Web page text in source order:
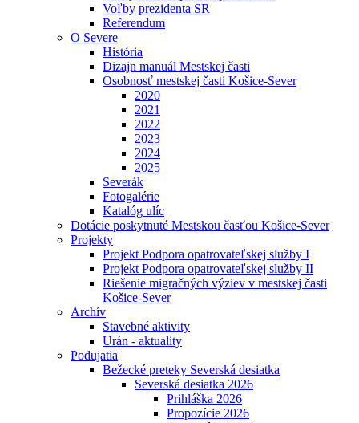
Voľby prezidenta SR
Referendum
O Severe
História
Dizajn manuál Mestskej časti
Osobnosť mestskej časti Košice-Sever
2020
2021
2022
2023
2024
2025
Severák
Fotogalérie
Katalóg ulíc
Dotácie poskytnuté Mestskou časťou Košice-Sever
Projekty
Projekt Podpora opatrovateľskej služby I
Projekt Podpora opatrovateľskej služby II
Riešenie migračných výziev v mestskej časti
Košice-Sever
Archív
Stavebné aktivity
Urán - aktuality
Podujatia
Bežecké preteky Severská desiatka
Severská desiatka 2026
Prihláška 2026
Propozície 2026